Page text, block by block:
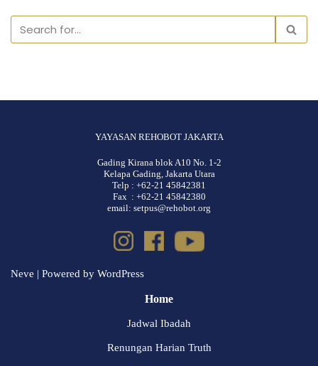
YAYASAN REHOBOT JAKARTA
Gading Kirana blok A10 No. 1-2
Kelapa Gading, Jakarta Utara
Telp : +62-21 45842381
Fax : +62-21 45842380
email: setpus@rehobot.org
Neve | Powered by WordPress
Home
Jadwal Ibadah
Renungan Harian Truth